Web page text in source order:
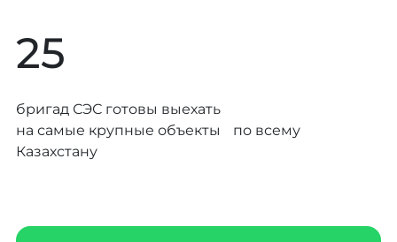
25
бригад СЭС готовы выехать
на самые крупные объекты по всему
Казахстану